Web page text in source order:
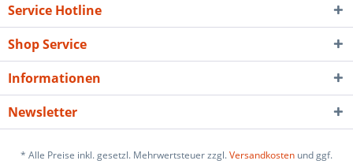
Service Hotline
Shop Service
Informationen
Newsletter
* Alle Preise inkl. gesetzl. Mehrwertsteuer zzgl.Versandkosten und ggf.